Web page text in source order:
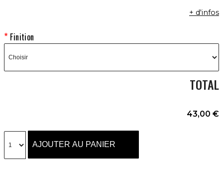
+ d'infos
Finition
TOTAL
43,00 €
AJOUTER AU PANIER